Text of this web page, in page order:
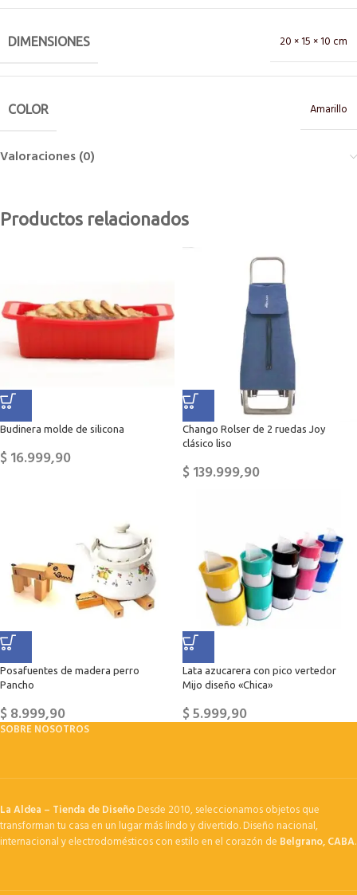
DIMENSIONES 20 × 15 × 10 cm
COLOR Amarillo
Valoraciones (0)
Productos relacionados
Budinera molde de silicona
$16.999,90
Chango Rolser de 2 ruedas Joy
clásico liso
$139.999,90
Posafuentes de madera perro
Pancho
$8.999,90
Lata azucarera con pico vertedor
Mijo diseño «Chica»
$5.999,90
SOBRE NOSOTROS
La Aldea – Tienda de DiseñoDesde 2010, seleccionamos objetos que
transforman tu casa en un lugar más lindo y divertido. Diseño nacional,
internacional y electrodomésticos con estilo en el corazón de Belgrano, CABA.